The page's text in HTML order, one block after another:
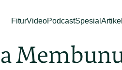
FiturVideoPodcastSpesial Artikel